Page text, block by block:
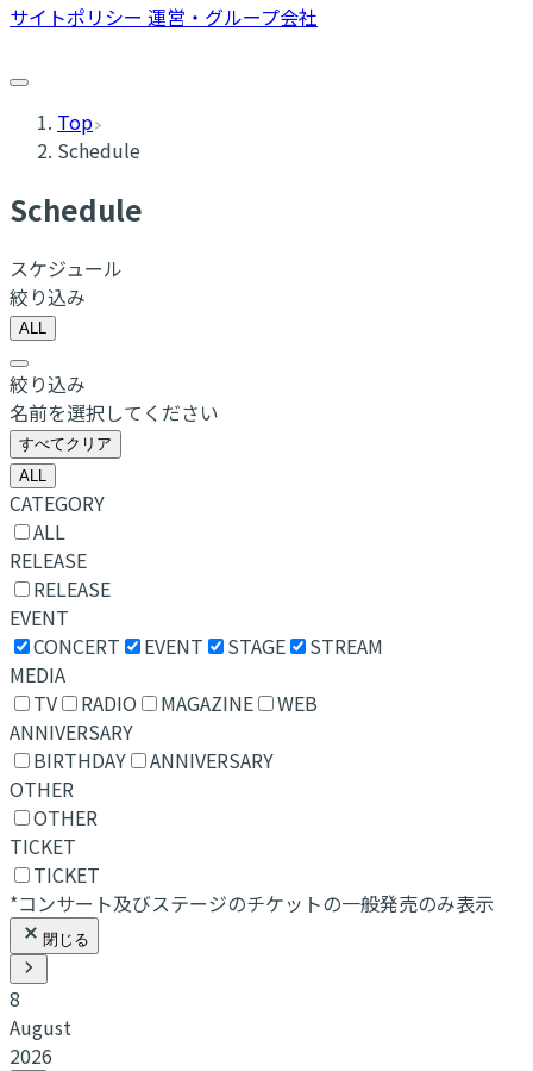
サイトポリシー 運営・グループ会社
Top
Schedule
Schedule
スケジュール
絞り込み
ALL
絞り込み
名前を選択してください
すべてクリア
ALL
CATEGORY
ALL
RELEASE
RELEASE
EVENT
CONCERT
EVENT STAGE
STREAM
MEDIA
TV
RADIO MAGAZINE
WEB
ANNIVERSARY
BIRTHDAY
ANNIVERSARY
OTHER
OTHER
TICKET
TICKET
*コンサート及びステージのチケットの一般発売のみ表示
閉じる
8
August
2026